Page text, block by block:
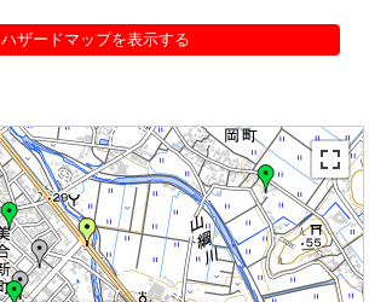
ハザードマップを表示する